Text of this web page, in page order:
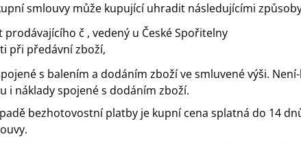
smlouvy může kupující uhradit následujícími
č , vedený u České Spořitelny
při předávní zboží,
s balením a dodáním zboží ve smluvené výši.
i náklady spojené s dodáním zboží.
bezhotovostní platby je kupní cena splatná do 14